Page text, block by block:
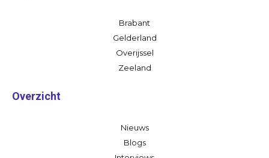
Brabant
Gelderland
Overijssel
Zeeland
Overzicht
Nieuws
Blogs